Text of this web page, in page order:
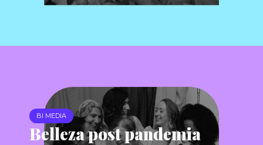
BI MEDIA
Belleza post pandemia